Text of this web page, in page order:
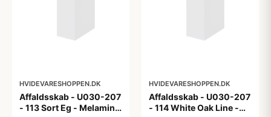
HVIDEVARESHOPPEN.DK
Affaldsskab - U030-207
- 113 Sort Eg - Melamin,
HVIDEVARESHOPPEN.DK
Affaldsskab - U030-207
- 114 White Oak Line -